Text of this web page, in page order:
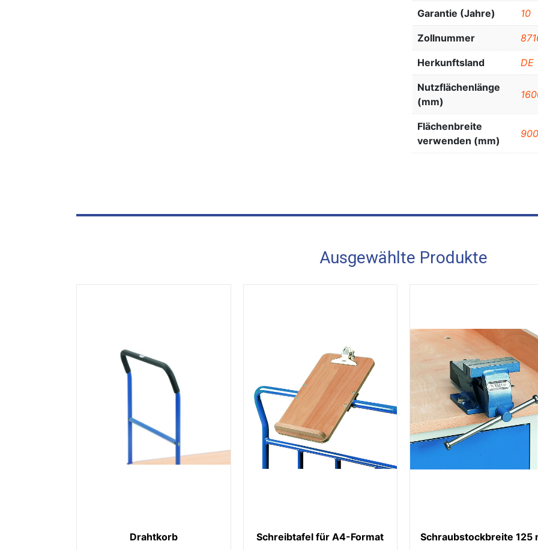
Garantie (Jahre) 10
Zollnummer
Herkunftsland DE
Nutzflächenlänge
(mm)
Flächenbreite
verwenden (mm)
900
Ausgewählte Produkte
Drahtkorb Schreibtafel für A4-Format Schraubstockbreite 125